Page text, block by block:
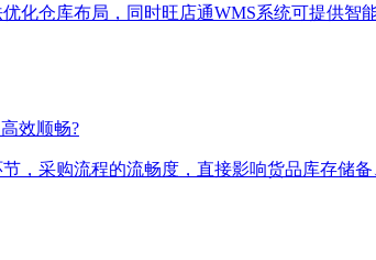
化仓库布局，同时旺店通WMS系统可提供智
效顺畅?
，采购流程的流畅度，直接影响货品库存储